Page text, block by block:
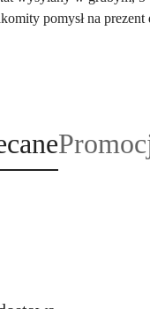
pomysł na
o